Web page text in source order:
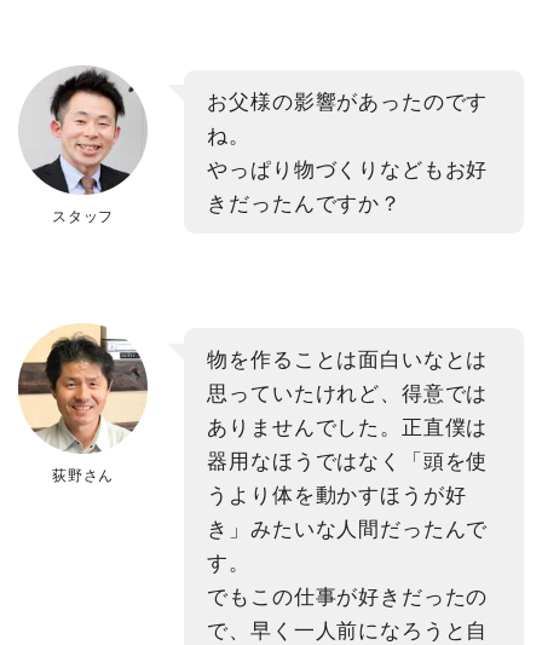
スタッフ
お父様の影響があったのです
ね。
やっぱり物づくりなどもお好
きだったんですか？
荻野さん
物を作ることは面白いなとは
思っていたけれど、得意では
ありませんでした。正直僕は
器用なほうではなく「頭を使
うより体を動かすほうが好
き」みたいな人間だったんで
す。
でもこの仕事が好きだったの
で、早く一人前になろうと自